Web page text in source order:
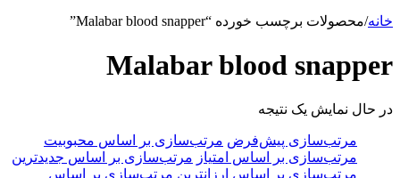
خانه/محصولات برچسب خورده “Malabar blood snapper”
Malabar blood snapper
در حال نمایش یک نتیجه
مرتب‌سازی پیش‌فرض مرتب‌سازی بر اساس محبوبیت
مرتب‌سازی بر اساس امتیاز مرتب‌سازی بر اساس جدیدترین
مرتب‌سازی بر اساس ارزانترین مرتب‌سازی بر اساس